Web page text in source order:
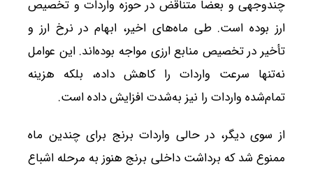
چندوجهی و بعضاً متناقض در حوزه واردات و تخصیص
ارز بوده است. طی ماه‌های اخیر، ابهام در نرخ ارز و
تأخیر در تخصیص منابع ارزی مواجه بوده‌اند. این عوامل
نه‌تنها سرعت واردات را کاهش داده، بلکه هزینه
تمام‌شده واردات را نیز به‌شدت افزایش داده است.
از سوی دیگر، در حالی واردات برنج برای چندین ماه
ممنوع شد که برداشت داخلی برنج هنوز به مرحله اشباع